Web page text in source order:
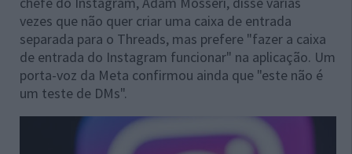
vezes que não quer criar uma caixa de entrada
separada para o Threads, mas prefere "fazer a caixa
de entrada do Instagram funcionar" na aplicação. Um
porta-voz da Meta confirmou ainda que "este não é
um teste de DMs".